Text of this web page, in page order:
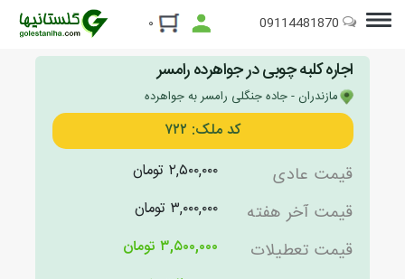
09114481870 ۰
اجاره کلبه چوبی در جواهرده رامسر
مازندران - جاده جنگلی رامسر به جواهرده
کد ملک: ۷۲۲
قیمت عادی ۲,۵۰۰,۰۰۰ تومان
قیمت آخر هفته ۳,۰۰۰,۰۰۰ تومان
قیمت تعطیلات ۳,۵۰۰,۰۰۰ تومان